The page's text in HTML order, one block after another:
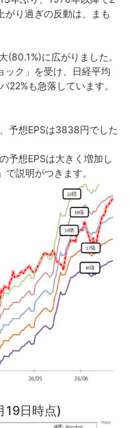
がり過ぎの反動は、まも
に広がりました。
ック」を受け、日経平均
22%も急落しています。
予想EPSは3838円でした
予想EPSは大きく増加し
説明がつきます。
19日時点)